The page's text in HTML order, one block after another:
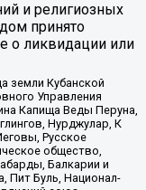
и религиозных
принято
о ликвидации или
земли Кубанской
Управления
Капища Веды Перуна,
Нурджулар, К
Русское
общество,
Балкарии и
Пит Буль, Национал-